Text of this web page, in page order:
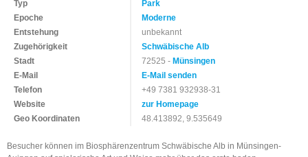
Typ
Park
Epoche
Moderne
Entstehung
unbekannt
Zugehörigkeit
Schwäbische Alb
Stadt
72525 -Münsingen
E-Mail
E-Mail senden
Telefon
+49 7381 932938-31
Website
zur Homepage
Geo Koordinaten
48.413892, 9.535649
Besucher können im Biosphärenzentrum Schwäbische Alb in Münsingen-